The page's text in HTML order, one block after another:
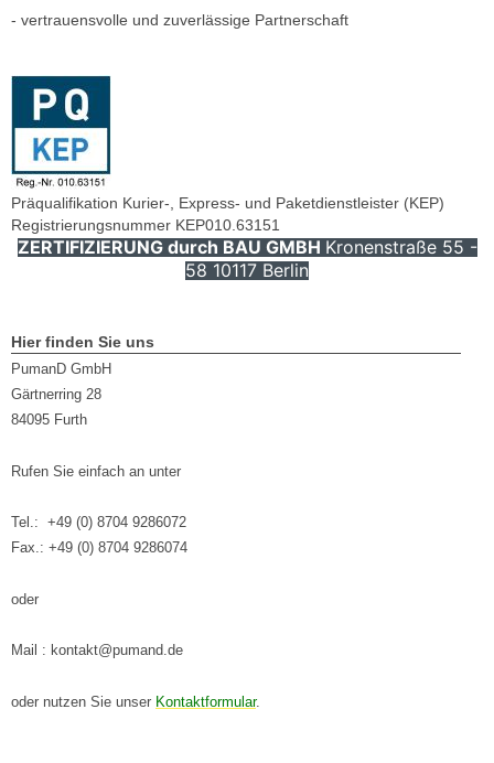
- vertrauensvolle und zuverlässige Partnerschaft
Präqualifikation Kurier-, Express- und Paketdienstleister (KEP)
Registrierungsnummer KEP010.63151
ZERTIFIZIERUNG durch BAU GMBH Kronenstraße 55 -
58 10117 Berlin
Hier finden Sie uns
PumanD GmbH
Gärtnerring 28
84095 Furth
Rufen Sie einfach an unter
Tel.: +49 (0) 8704 9286072
Fax.: +49 (0) 8704 9286074
oder
Mail : kontakt@pumand.de
oder nutzen Sie unser Kontaktformular.